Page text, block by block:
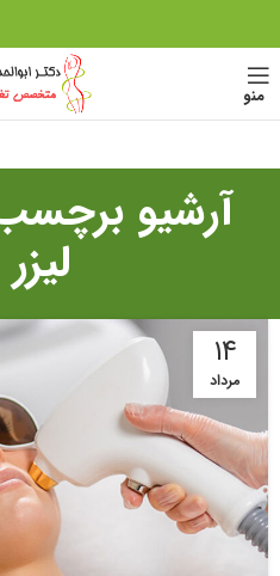
منو
آرشیو
۱۴
مرداد